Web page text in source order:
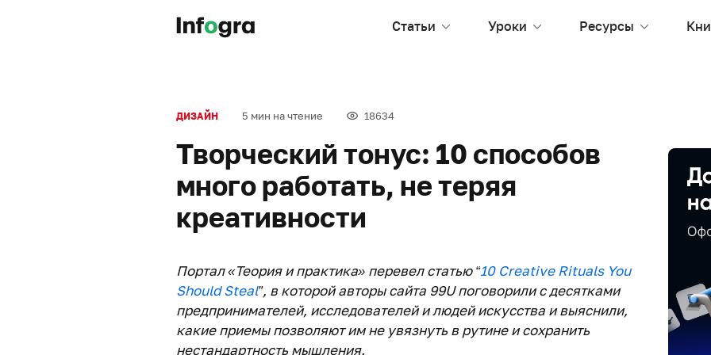
Статьи Уроки Ресурсы
ДИЗАЙН 5 мин на чтение 18634
Творческий тонус: 10 способов
много работать, не теряя
креативности
Портал «Теория и практика» перевел статью “10 Creative Rituals You
Should Steal”, в которой авторы сайта 99U поговорили с десятками
предпринимателей, исследователей и людей искусства и выяснили,
какие приемы позволяют им не увязнуть в рутине и сохранить
нестандартность мышления.